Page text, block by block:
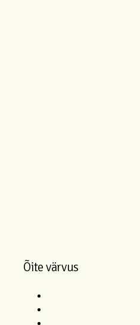
Õite värvus